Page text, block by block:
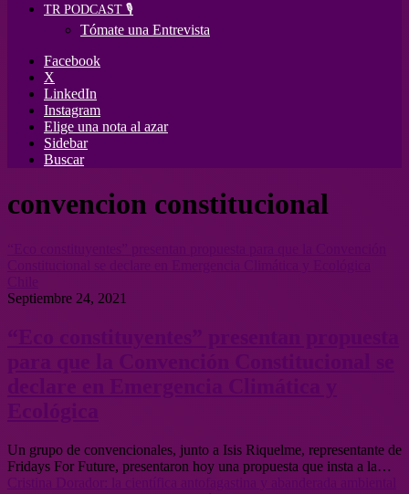
TR PODCAST 🎙️
Tómate una Entrevista
Facebook
X
LinkedIn
Instagram
Elige una nota al azar
Sidebar
Buscar
convencion constitucional
Septiembre 24, 2021
Un grupo de convencionales, junto a Isis Riquelme, representante de
Fridays For Future, presentaron hoy una propuesta que insta a la…